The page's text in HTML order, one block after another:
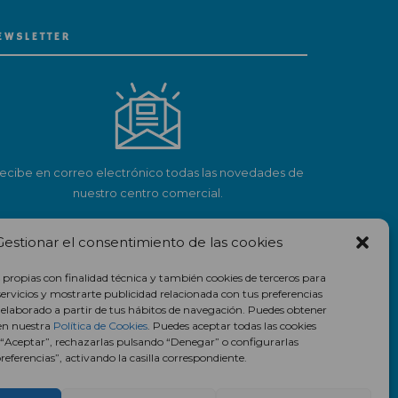
el consentimiento de las cookies
con finalidad técnica y también cookies de terceros para
y mostrarte publicidad relacionada con tus preferencias
a partir de tus hábitos de navegación. Puedes obtener
nuestra Política de Cookies. Puedes aceptar todas las cookies
rechazarlas pulsando “Denegar” o configurarlas
activando la casilla correspondiente.
en correo electrónico todas las novedades de
nuestro centro comercial.